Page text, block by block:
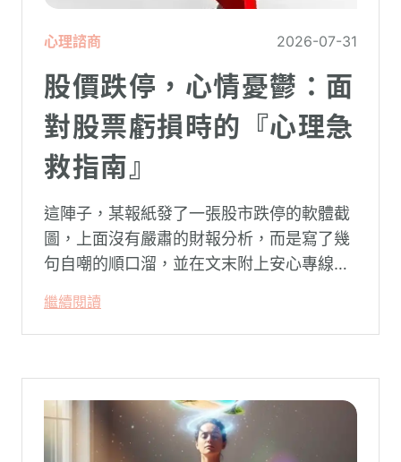
心理諮商 2026-07-31
股價跌停，心情憂鬱：面
對股票虧損時的『心理急
救指南』
這陣子，某報紙發了一張股市跌停的軟體截
圖，上面沒有嚴肅的財報分析，而是寫了幾
句自嘲的順口溜，並在文末附上安心專線與
被廣泛轉載。對許多投資人而言，螢幕上下
跌的數字背後，實質連結的是個人的財務壓
繼續閱讀